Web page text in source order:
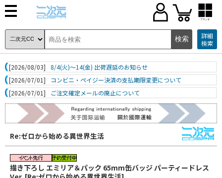
ブランド
詳細
検索
[2026/08/03]
8/4(火)～14(金) 出荷遅延のお知らせ
[2026/07/01]
コンビニ・ペイジー決済の支払期限変更について
[2026/07/01]
ご注文確定メールの廃止について
Re:ゼロから始める異世界生活
描き下ろし エミリア＆パック 65mm缶バッジ パーティードレス